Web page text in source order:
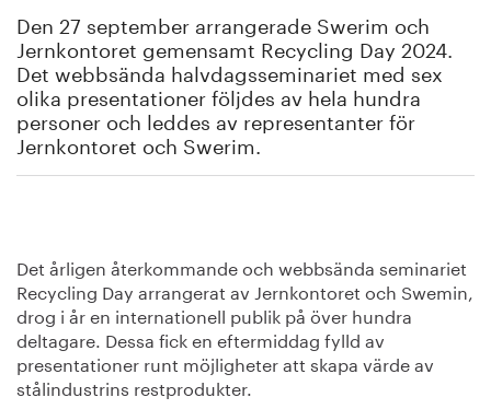
Forskning/utbildning
Energi/miljö
Vi tycker
Publicerat
Om oss
Den 27 september arrangerade Swerim och
Jernkontoret gemensamt Recycling Day 2024.
Det webbsända halvdagsseminariet med sex
olika presentationer följdes av hela hundra
personer och leddes av representanter för
Jernkontoret och Swerim.
Det årligen återkommande och webbsända seminariet
Recycling Day arrangerat av Jernkontoret och Swemin,
drog i år en internationell publik på över hundra
deltagare. Dessa fick en eftermiddag fylld av
presentationer runt möjligheter att skapa värde av
stålindustrins restprodukter.